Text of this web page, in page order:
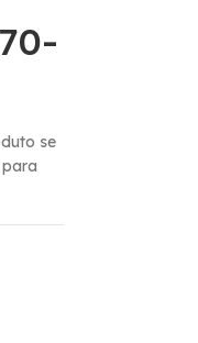
se